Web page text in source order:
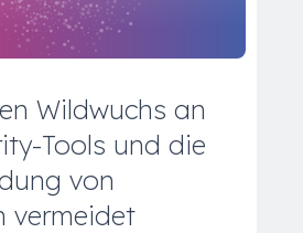
Wildwuchs an
Tools und die
von
vermeidet